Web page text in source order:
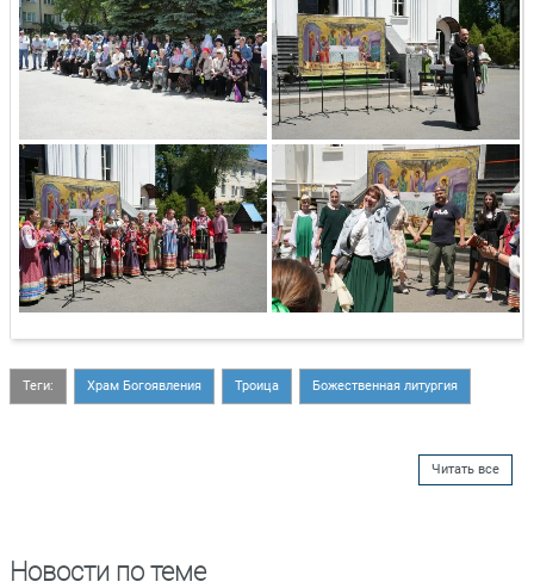
Теги: Храм Богоявления Троица Божественная литургия
Читать все
Новости по теме